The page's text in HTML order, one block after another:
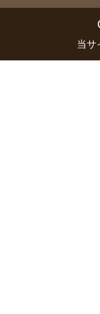
当サ